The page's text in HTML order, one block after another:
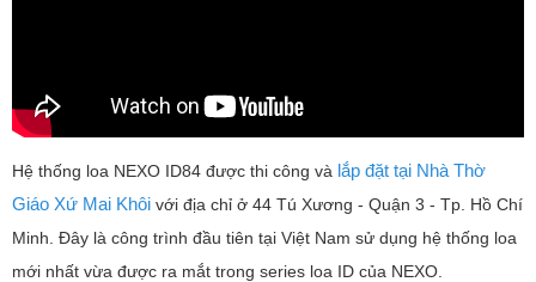
Hệ thống loa NEXO ID84 được thi công và lắp đặt tại Nhà Thờ
Giáo Xứ Mai Khôi với địa chỉ ở 44 Tú Xương - Quận 3 - Tp. Hồ Chí
Minh. Đây là công trình đầu tiên tại Việt Nam sử dụng hệ thống loa
mới nhất vừa được ra mắt trong series loa ID của NEXO.